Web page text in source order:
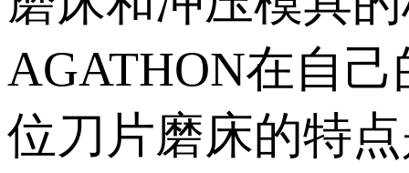
AGATHON在自
位刀片磨床的特